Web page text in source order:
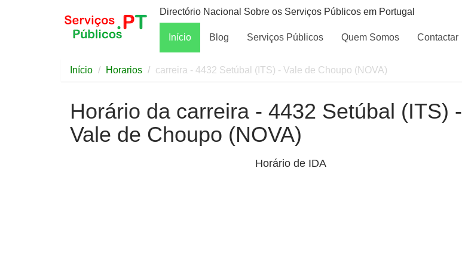
Directório Nacional Sobre os Serviços Públicos em Portugal
Início Blog Serviços Públicos Quem Somos Contactar
Início Horarios carreira - 4432 Setúbal (ITS) - Vale de Choupo (NOVA)
Horário da carreira - 4432 Setúbal (ITS) -
Vale de Choupo (NOVA)
Horário de IDA